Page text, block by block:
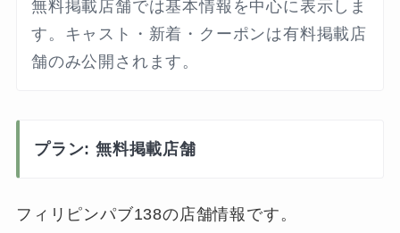
無料掲載店舗では基本情報を中心に表示しま
す。キャスト・新着・クーポンは有料掲載店
舗のみ公開されます。
プラン: 無料掲載店舗
フィリピンパブ138の店舗情報です。